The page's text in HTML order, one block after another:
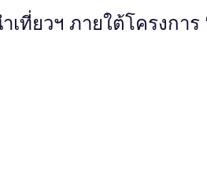
ที่ยวฯ ภายใต้โครงการ